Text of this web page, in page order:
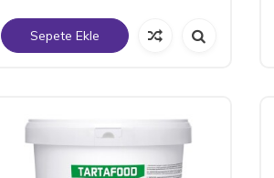
Sepete Ekle